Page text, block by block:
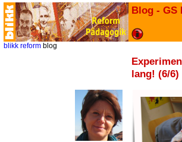
Blog - GS
blikk reform blog
lang! (6/6)